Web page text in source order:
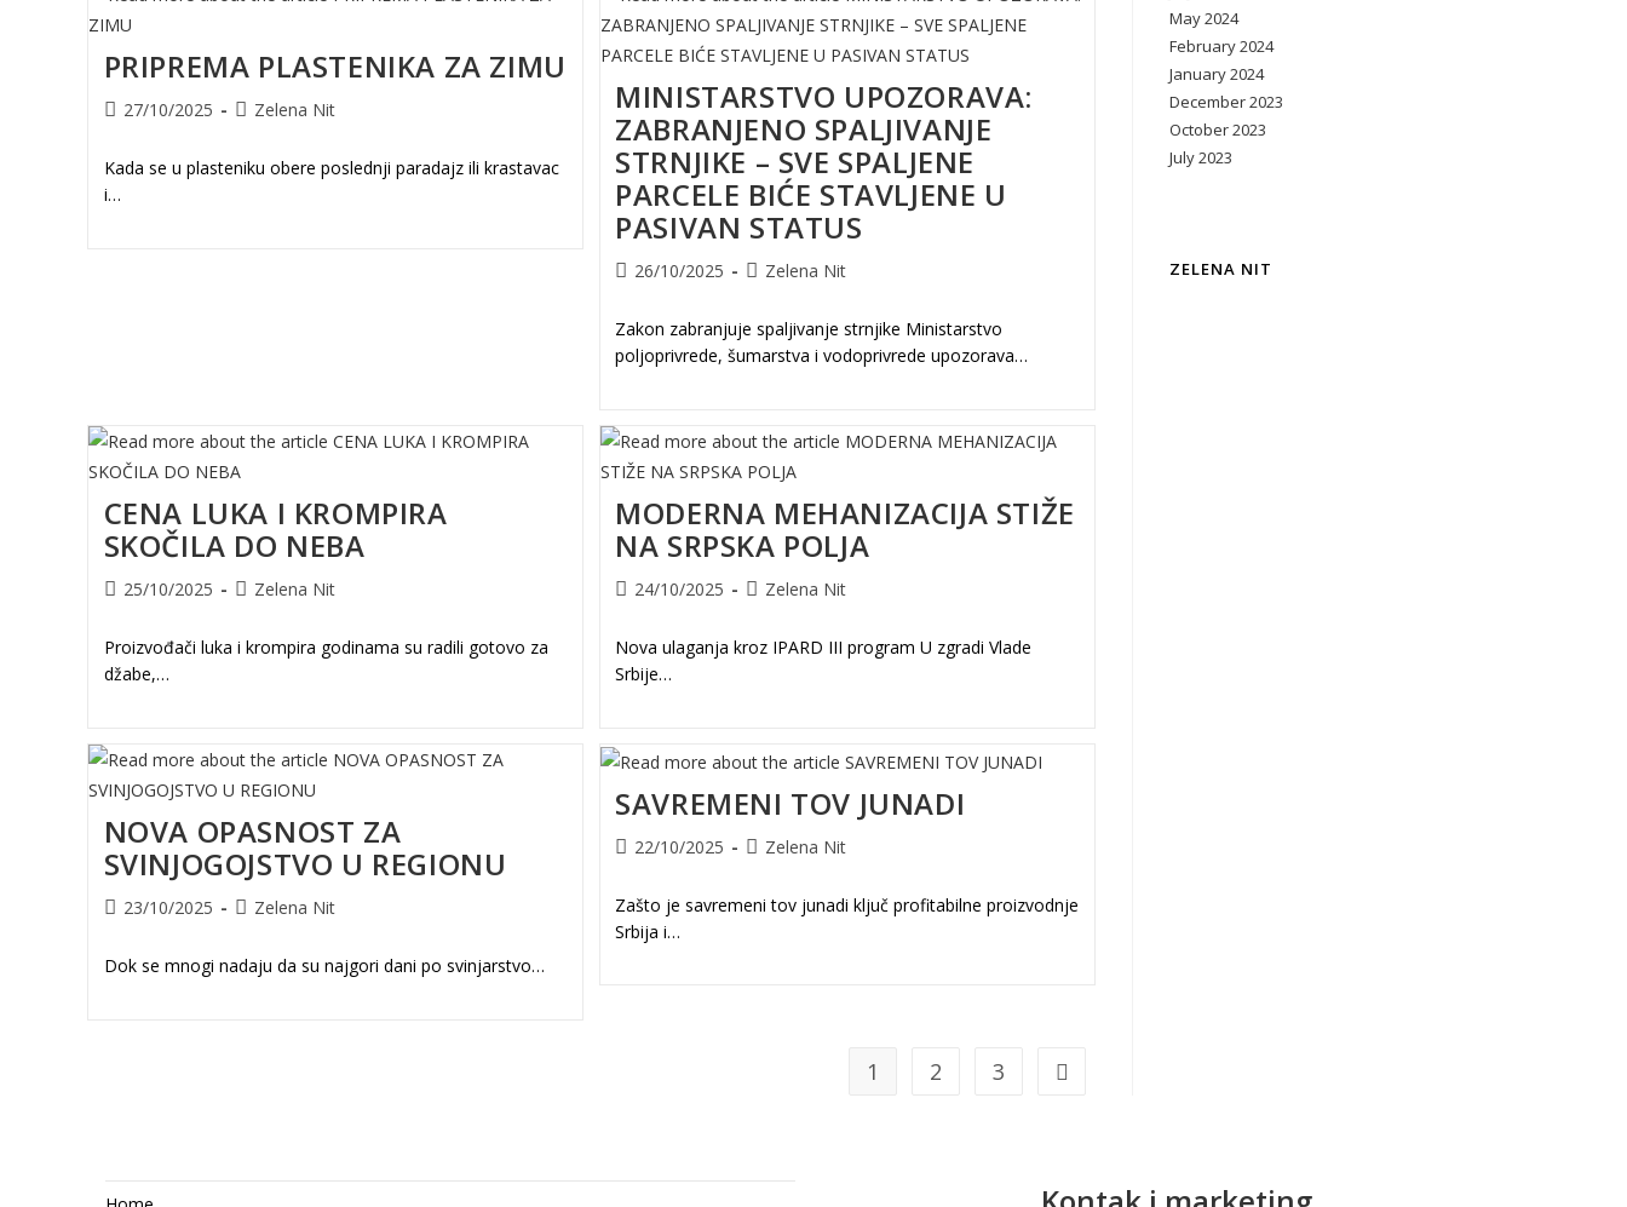
PRIPREMA PLASTENIKA ZA ZIMU
Post27/10/2025
PostZelena Nit
Kada se u plasteniku obere poslednji paradajz ili krastavac
i…
MINISTARSTVO UPOZORAVA:
ZABRANJENO SPALJIVANJE
STRNJIKE – SVE SPALJENE
PARCELE BIĆE STAVLJENE U
PASIVAN STATUS
Post26/10/2025
PostZelena Nit
Zakon zabranjuje spaljivanje strnjike Ministarstvo
poljoprivrede, šumarstva i vodoprivrede upozorava…
CENA LUKA I KROMPIRA
SKOČILA DO NEBA
Post25/10/2025
PostZelena Nit
Proizvođači luka i krompira godinama su radili gotovo za
džabe,…
MODERNA MEHANIZACIJA STIŽE
NA SRPSKA POLJA
Post24/10/2025
PostZelena Nit
Nova ulaganja kroz IPARD III program U zgradi Vlade
Srbije…
NOVA OPASNOST ZA
SVINJOGOJSTVO U REGIONU
Post23/10/2025
PostZelena Nit
Dok se mnogi nadaju da su najgori dani po svinjarstvo…
SAVREMENI TOV JUNADI
Post22/10/2025
PostZelena Nit
Zašto je savremeni tov junadi ključ profitabilne proizvodnje
Srbija i…
1 2 3 Go to the next page
May 2024
February 2024
January 2024
December 2023
October 2023
July 2023
ZELENA NIT